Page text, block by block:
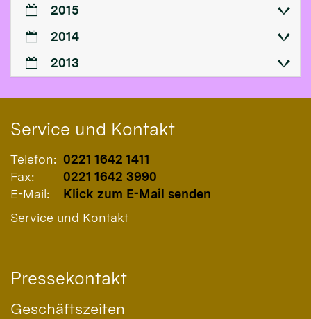
2015
2014
2013
Service und Kontakt
Telefon: 0221 1642 1411
Fax:
0221 1642 3990
E-Mail:
Klick zum E-Mail senden
Service und Kontakt
Pressekontakt
Geschäftszeiten